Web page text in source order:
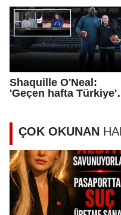
açıklandı
Shaquille O'Neal:
'Geçen hafta
ÇOK OKUNAN